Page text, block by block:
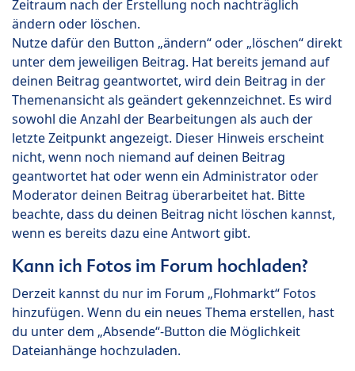
Zeitraum nach der Erstellung noch nachträglich
ändern oder löschen.
Nutze dafür den Button „ändern“ oder „löschen“ direkt
unter dem jeweiligen Beitrag. Hat bereits jemand auf
deinen Beitrag geantwortet, wird dein Beitrag in der
Themenansicht als geändert gekennzeichnet. Es wird
sowohl die Anzahl der Bearbeitungen als auch der
letzte Zeitpunkt angezeigt. Dieser Hinweis erscheint
nicht, wenn noch niemand auf deinen Beitrag
geantwortet hat oder wenn ein Administrator oder
Moderator deinen Beitrag überarbeitet hat. Bitte
beachte, dass du deinen Beitrag nicht löschen kannst,
wenn es bereits dazu eine Antwort gibt.
Kann ich Fotos im Forum hochladen?
Derzeit kannst du nur im Forum „Flohmarkt“ Fotos
hinzufügen. Wenn du ein neues Thema erstellen, hast
du unter dem „Absende“-Button die Möglichkeit
Dateianhänge hochzuladen.